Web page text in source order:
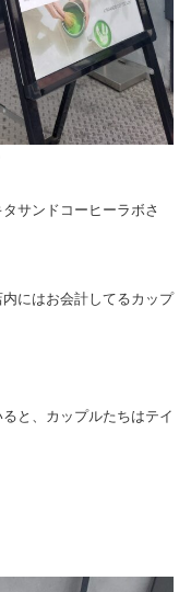
サンドコーヒーラボさ
にはお会計してるカップ
と、カップルたちはテイ